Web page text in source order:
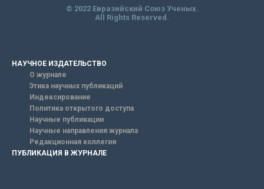
© 2022 Евразийский Союз Ученых.
All Rights Reserved.
НАУЧНОЕ ИЗДАТЕЛЬСТВО
О журнале
Этика научных публикаций
Индексирование
Политика открытого доступа
Научные публикации
Научные направления журнала
Редакционная коллегия
ПУБЛИКАЦИЯ В ЖУРНАЛЕ